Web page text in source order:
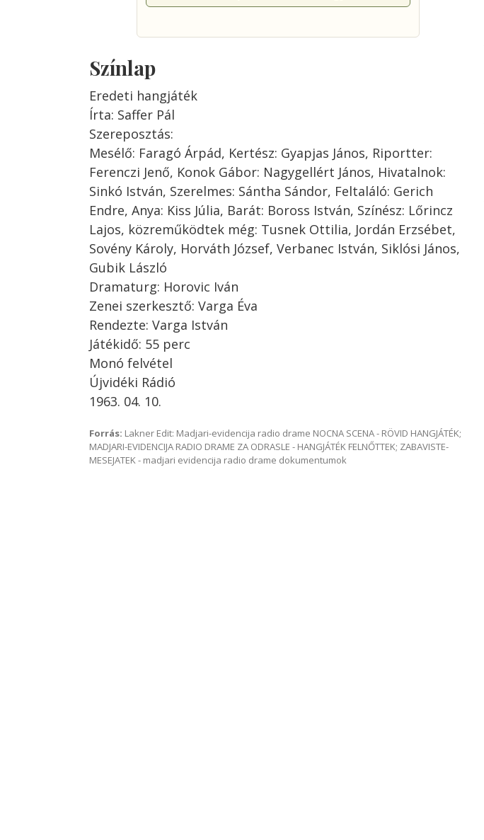
Színlap
Eredeti hangjáték
Írta: Saffer Pál
Szereposztás:
Mesélő: Faragó Árpád, Kertész: Gyapjas János, Riportter:
Ferenczi Jenő, Konok Gábor: Nagygellért János, Hivatalnok:
Sinkó István, Szerelmes: Sántha Sándor, Feltaláló: Gerich
Endre, Anya: Kiss Júlia, Barát: Boross István, Színész: Lőrincz
Lajos, közreműködtek még: Tusnek Ottilia, Jordán Erzsébet,
Sovény Károly, Horváth József, Verbanec István, Siklósi János,
Gubik László
Dramaturg: Horovic Iván
Zenei szerkesztő: Varga Éva
Rendezte: Varga István
Játékidő: 55 perc
Monó felvétel
Újvidéki Rádió
1963. 04. 10.
Forrás: Lakner Edit: Madjari-evidencija radio drame NOCNA SCENA - RÖVID HANGJÁTÉK;
MADJARI-EVIDENCIJA RADIO DRAME ZA ODRASLE - HANGJÁTÉK FELNŐTTEK; ZABAVISTE-
MESEJATEK - madjari evidencija radio drame dokumentumok